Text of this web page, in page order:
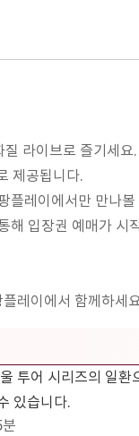
라이브로 즐기세요.
제공됩니다.
플레이에서만 만나볼
입장권 예매가 시
레이에서 함께하세
투어 시리즈의 일환
있습니다.